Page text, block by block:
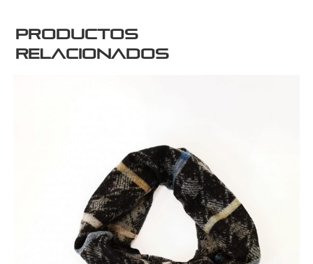
Productos
relacionados